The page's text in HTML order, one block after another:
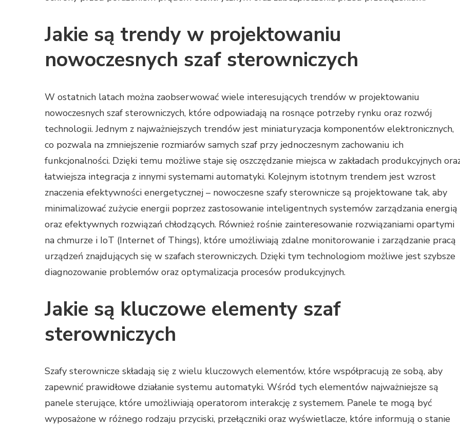
Jakie są trendy w projektowaniu
nowoczesnych szaf sterowniczych
W ostatnich latach można zaobserwować wiele interesujących trendów w projektowaniu
nowoczesnych szaf sterowniczych, które odpowiadają na rosnące potrzeby rynku oraz rozwój
technologii. Jednym z najważniejszych trendów jest miniaturyzacja komponentów elektronicznych,
co pozwala na zmniejszenie rozmiarów samych szaf przy jednoczesnym zachowaniu ich
funkcjonalności. Dzięki temu możliwe staje się oszczędzanie miejsca w zakładach produkcyjnych
łatwiejsza integracja z innymi systemami automatyki. Kolejnym istotnym trendem jest wzrost
znaczenia efektywności energetycznej – nowoczesne szafy sterownicze są projektowane tak, aby
minimalizować zużycie energii poprzez zastosowanie inteligentnych systemów zarządzania energią
oraz efektywnych rozwiązań chłodzących. Również rośnie zainteresowanie rozwiązaniami opartymi
na chmurze i IoT (Internet of Things), które umożliwiają zdalne monitorowanie i zarządzanie pracą
urządzeń znajdujących się w szafach sterowniczych. Dzięki tym technologiom możliwe jest szybsze
diagnozowanie problemów oraz optymalizacja procesów produkcyjnych.
Jakie są kluczowe elementy szaf
sterowniczych
Szafy sterownicze składają się z wielu kluczowych elementów, które współpracują ze sobą, aby
zapewnić prawidłowe działanie systemu automatyki. Wśród tych elementów najważniejsze są
panele sterujące, które umożliwiają operatorom interakcję z systemem. Panele te mogą być
wyposażone w różnego rodzaju przyciski, przełączniki oraz wyświetlacze, które informują o stanie